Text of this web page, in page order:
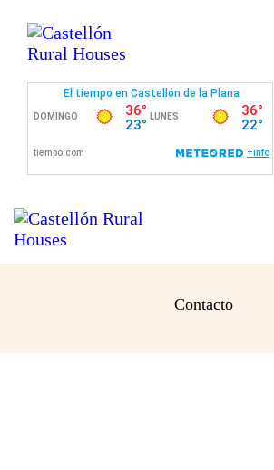
Contacto
Inicio
Inmuebles
Mercadillo
Proyectos terminados
Contacto